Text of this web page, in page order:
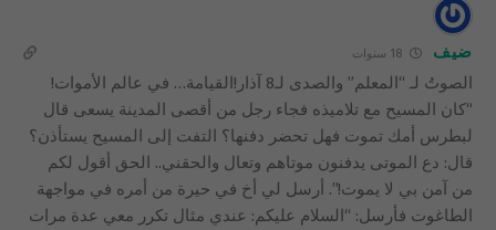
ضيف 18 سنوات
الصوتُ لـ “المعلم” والصدى لـ8 آذار!القيامة… في عالم الأموات!
“كان المسيح مع تلاميذه فجاء رجل من أقصى المدينة يسعى قال
لبطرس أمك تموت فهل تحضر دفنها؟ التفت إلى المسيح يستأذن؟
قال: دع الموتى يدفنون موتاهم وتعال والحقني.. الحق أقول لكم
من آمن بي لا يموت!”. أرسل لي أخ في حيرة من أمره في مواجهة
الطاغوت فأرسل: “السلام عليكم: عندي مثال تكرر معي عدة مرات